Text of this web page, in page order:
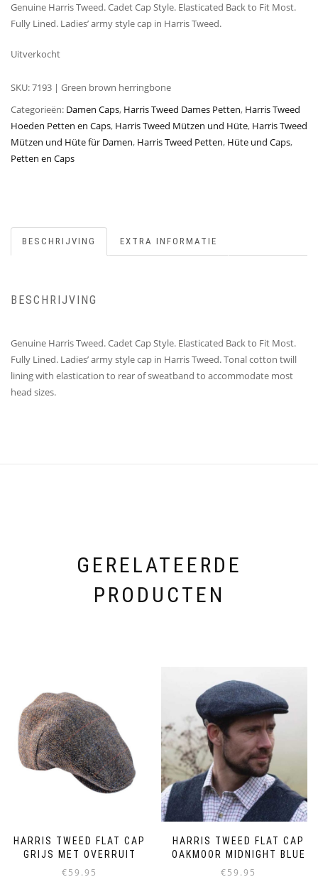
Genuine Harris Tweed. Cadet Cap Style. Elasticated Back to Fit Most.
Fully Lined. Ladies’ army style cap in Harris Tweed.
Uitverkocht
SKU:7193 | Green brown herringbone
Categorieën: Damen Caps, Harris Tweed Dames Petten, Harris Tweed
Hoeden Petten en Caps, Harris Tweed Mützen und Hüte, Harris Tweed
Mützen und Hüte für Damen, Harris Tweed Petten, Hüte und Caps,
Petten en Caps
BESCHRIJVING EXTRA INFORMATIE
BESCHRIJVING
Genuine Harris Tweed. Cadet Cap Style. Elasticated Back to Fit Most.
Fully Lined. Ladies’ army style cap in Harris Tweed. Tonal cotton twill
lining with elastication to rear of sweatband to accommodate most
head sizes.
GERELATEERDE
PRODUCTEN
HARRIS TWEED FLAT CAP
GRIJS MET OVERRUIT
€59.95
HARRIS TWEED FLAT CAP
OAKMOOR MIDNIGHT BLUE
€59.95